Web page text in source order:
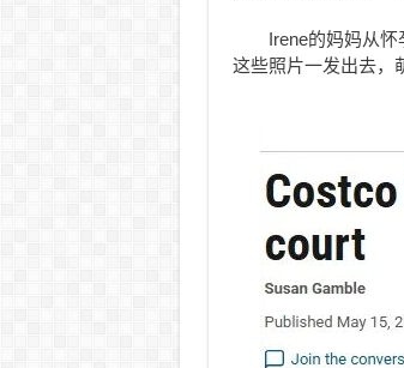
Irene的妈妈从
这些照片一发出去，